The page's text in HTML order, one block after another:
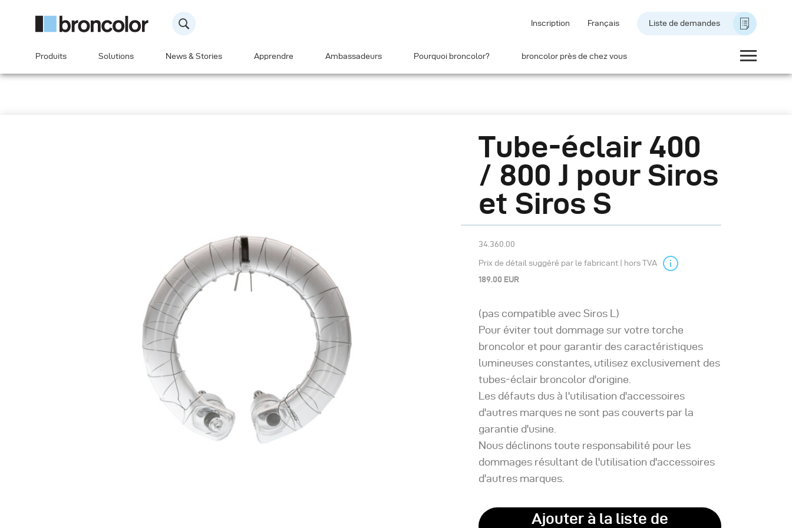
Inscription Français Liste de demandes
Produits Solutions News & Stories Apprendre Ambassadeurs Pourquoi broncolor? broncolor près de chez vous
Tube-éclair 400
/ 800 J pour Siros
et Siros S
34.360.00
Prix de détail suggéré par le fabricant | hors TVA
189.00 EUR
(pas compatible avec Siros L)
Pour éviter tout dommage sur votre torche
broncolor et pour garantir des caractéristiques
lumineuses constantes, utilisez exclusivement des
tubes-éclair broncolor d'origine.
Les défauts dus à l'utilisation d'accessoires
d'autres marques ne sont pas couverts par la
garantie d'usine.
Nous déclinons toute responsabilité pour les
dommages résultant de l'utilisation d'accessoires
d'autres marques.
Ajouter à la liste de